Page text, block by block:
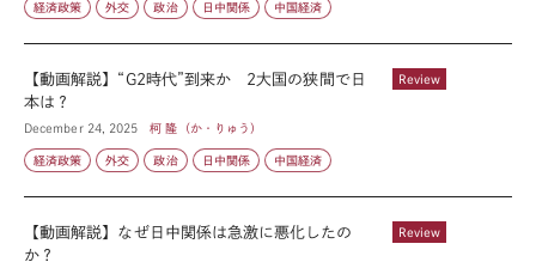
経済政策 外交 政治 日中関係 中国経済
Review
【動画解説】“G2時代”到来か 2大国の狭間で日
本は？
December 24, 2025 柯 隆（か・りゅう）
経済政策 外交 政治 日中関係 中国経済
Review
【動画解説】なぜ日中関係は急激に悪化したの
か？